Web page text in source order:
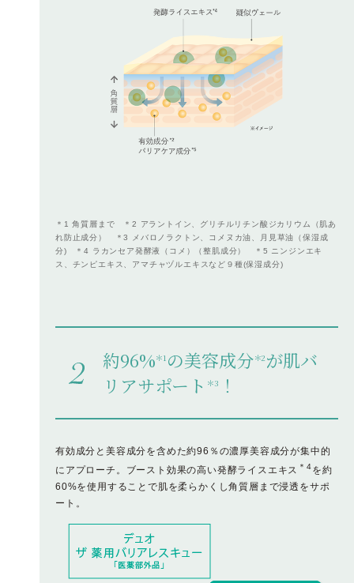
＊1 角質層まで ＊2 アラントイン、グリチルリチン酸ジカリウム（肌あ
れ防止成分） ＊3 メバロノラクトン、コメヌカ油、月見草油（保湿成
分) ＊4 ラカンセア発酵液（コメ）（整肌成分） ＊5 ニンジンエキ
ス、チンピエキス、アマチャヅルエキスなど９種(保湿成分)
約96%＊1 の美容成分＊2 が肌バ
リアサポート ＊3 ！
有効成分と美容成分を含めた約96％の濃厚美容成分が集中的
にアプローチ。ブースト効果の高い発酵ライスエキス ＊4を約
60%を使用することで肌を柔らかくし角質層まで浸透をサポ
ート。